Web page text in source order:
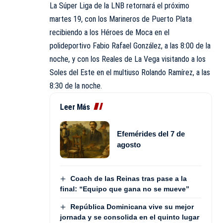
La Súper Liga de la LNB retornará el próximo
martes 19, con los Marineros de Puerto Plata
recibiendo a los Héroes de Moca en el
polideportivo Fabio Rafael González, a las 8:00 de la
noche, y con los Reales de La Vega visitando a los
Soles del Este en el multiuso Rolando Ramírez, a las
8:30 de la noche.
Leer Más
Efemérides del 7 de
agosto
Coach de las Reinas tras pase a la
final: “Equipo que gana no se mueve”
República Dominicana vive su mejor
jornada y se consolida en el quinto lugar